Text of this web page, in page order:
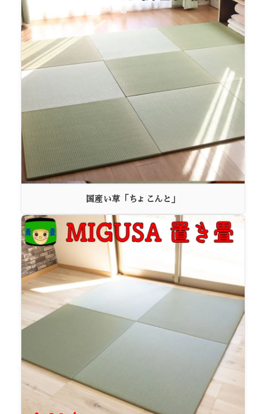
国産い草「ちょこんと」